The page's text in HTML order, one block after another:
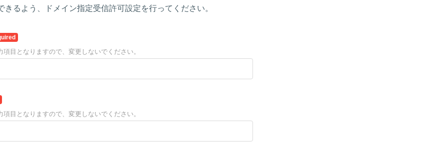
きるよう、ドメイン指定受信許可設定を行ってください。
項目となりますので、変更しないでください。
項目となりますので、変更しないでください。